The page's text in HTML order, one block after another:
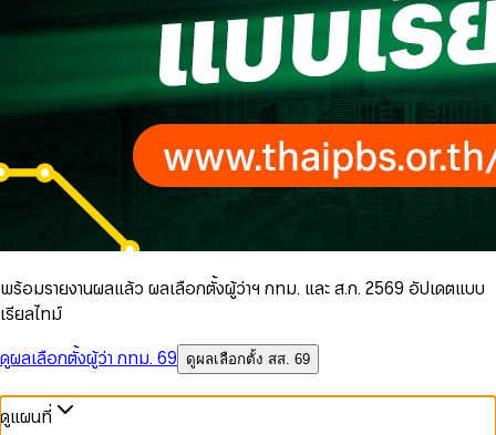
พร้อมรายงานผลแล้ว ผลเลือกตั้งผู้ว่าฯ กทม. และ ส.ก. 2569 อัปเดตแบบ
เรียลไทม์
ดูผลเลือกตั้งผู้ว่า กทม. 69
ดูผลเลือกตั้ง สส. 69
ดูแผนที่